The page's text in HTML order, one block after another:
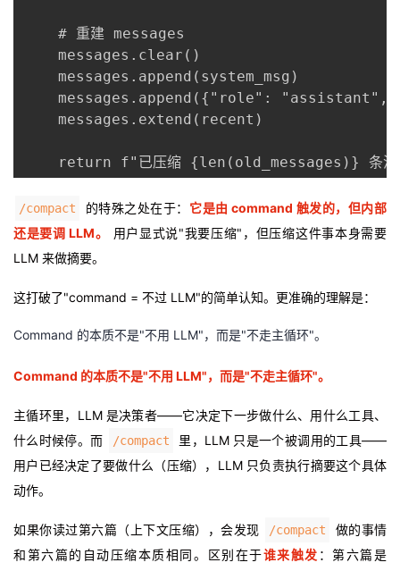
# 重建 messages
messages.clear()
messages.append(system_msg)
messages.append({"role": "assistant",
messages.extend(recent)
return f"已压缩 {len(old_messages)} 条消息
/compact 的特殊之处在于： 它是由 command 触发的，但内部
还是要调 LLM。
用户显式说"我要压缩"，但压缩这件事本身需要
LLM 来做摘要。
这打破了"command = 不过 LLM"的简单认知。更准确的理解是：
Command 的本质不是"不用 LLM"，而是"不走主循环"。
Command 的本质不是"不用 LLM"，而是"不走主循环"。
主循环里，LLM 是决策者——它决定下一步做什么、用什么工具、
什么时候停。而
/compact
里，LLM 只是一个被调用的工具——
用户已经决定了要做什么（压缩），LLM 只负责执行摘要这个具体
动作。
如果你读过第六篇（上下文压缩），会发现 /compact
做的事情
和第六篇的自动压缩本质相同。区别在于谁来触发 ：第六篇是